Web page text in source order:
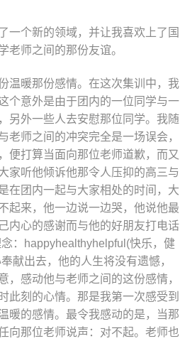
一个新的领域，并让我喜欢上了国
老师之间的那份友谊。
温暖那份感情。在这次集训中，我
个意外是由于团内的一位同学与一
另外一些人去安慰那位同学。我随
师之间的冲突完全是一场误会，
便打算当面向那位老师道歉，而又
家听他倾诉他那令人压抑的高三与
在团内一起与大家相处的时间，大
起来，他一边说一边哭，他说他最
内心的感谢而与他的好朋友打电话
：happyhealthyhelpful(快乐，健
献出去，他的人生将没有遗憾，
感动他与老师之间的这份感情，
此刻的心情。那是我第一次感受到
暖的感情。最令我感动的是，当那
向那位老师说声：对不起。老师也